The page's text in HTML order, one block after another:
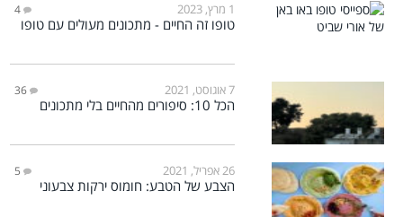
1 מרץ, 2023 4
טופו זה החיים - מתכונים מעולים עם טופו
7 אוגוסט, 2021 36
הכל 10: סיפורים מהחיים בלי מתכונים
26 אפריל, 2021 5
הצבע של הטבע: חומוס ירקות צבעוני